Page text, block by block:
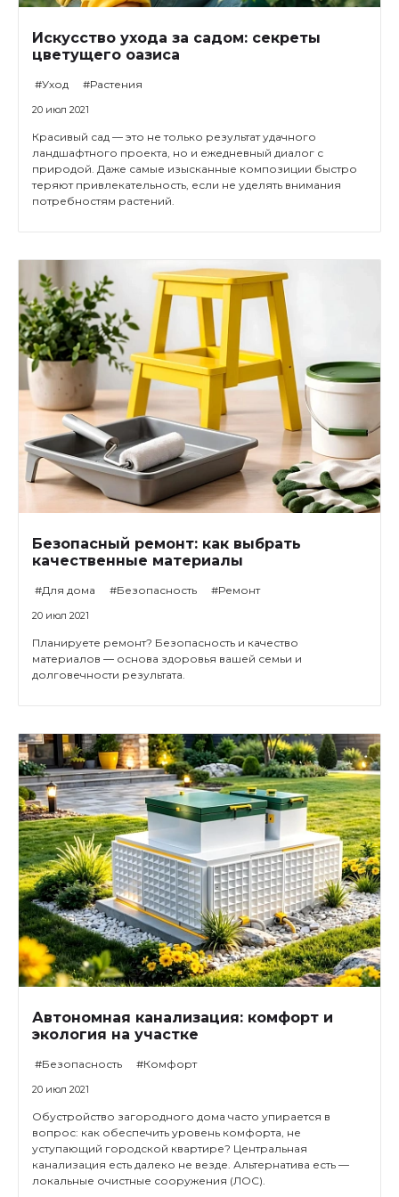
Искусство ухода за садом: секреты
цветущего оазиса
#Уход #Растения
20 июл 2021
Красивый сад — это не только результат удачного
ландшафтного проекта, но и ежедневный диалог с
природой. Даже самые изысканные композиции быстро
теряют привлекательность, если не уделять внимания
потребностям растений.
Безопасный ремонт: как выбрать
качественные материалы
#Для дома #Безопасность #Ремонт
20 июл 2021
Планируете ремонт? Безопасность и качество
материалов — основа здоровья вашей семьи и
долговечности результата.
Автономная канализация: комфорт и
экология на участке
#Безопасность #Комфорт
20 июл 2021
Обустройство загородного дома часто упирается в
вопрос: как обеспечить уровень комфорта, не
уступающий городской квартире? Центральная
канализация есть далеко не везде. Альтернатива есть —
локальные очистные сооружения (ЛОС).